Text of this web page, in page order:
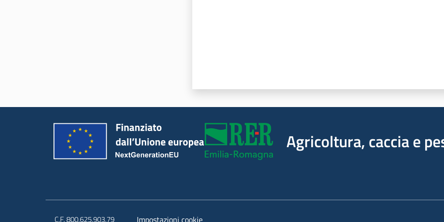
Agricoltura, caccia e
C.F. 800.625.903.79 Impostazioni cookie